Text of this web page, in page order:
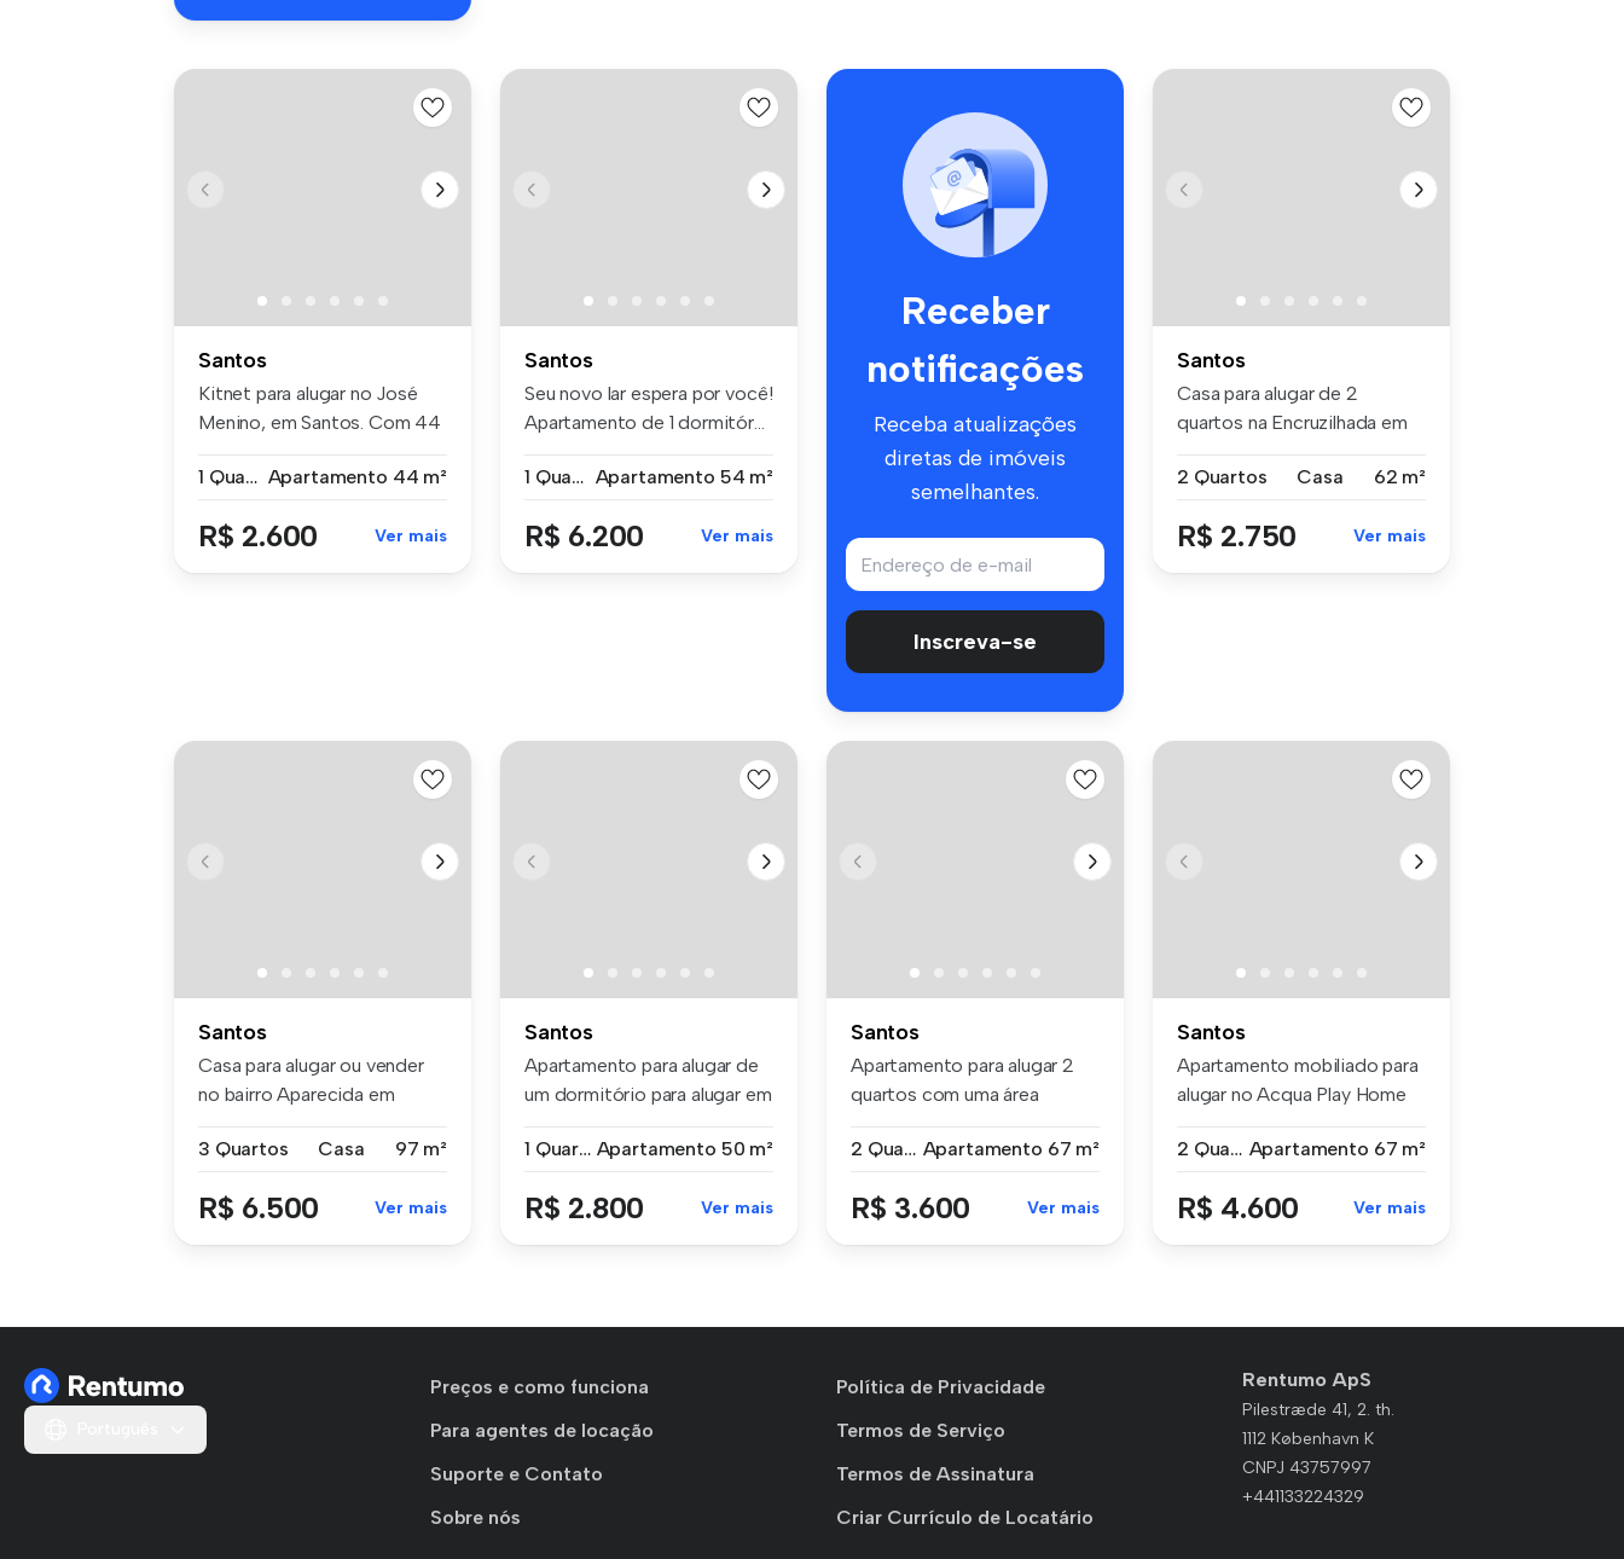
Santos
Kitnet para alugar no José
Menino, em Santos. Com 44
1 Quarto Apartamento 44 m²
R$ 2.600 Ver mais
Santos
Seu novo lar espera por você!
Apartamento de 1 dormitór...
1 Quarto Apartamento 54 m²
R$ 6.200 Ver mais
Receber
notificações
Receba atualizações
diretas de imóveis
semelhantes.
Inscreva-se
Santos
Casa para alugar de 2
quartos na Encruzilhada em
2 Quartos
Casa 62 m²
R$ 2.750 Ver mais
Santos
Casa para alugar ou vender
no bairro Aparecida em
3 Quartos
Casa 97 m²
R$ 6.500 Ver mais
Santos
Apartamento para alugar de
um dormitório para alugar em
1 Quarto Apartamento 50 m²
R$ 2.800 Ver mais
Santos
Apartamento para alugar 2
quartos com uma área
2 Quartos Apartamento 67 m²
R$ 3.600 Ver mais
Santos
Apartamento mobiliado para
alugar no Acqua Play Home
2 Quartos Apartamento 67 m²
R$ 4.600 Ver mais
Preços e como funciona
Para agentes de locação
Suporte e Contato
Sobre nós
Política de Privacidade
Termos de Serviço
Termos de Assinatura
Criar Currículo de Locatário
Rentumo ApS
Pilestræde 41, 2. th.
1112 København K
CNPJ 43757997
+441133224329